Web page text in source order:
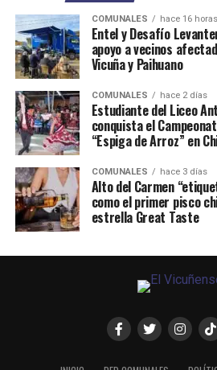
COMUNALES hace 16 horas
Entel y Desafío
apoyo a vecinos
Vicuña y Paihuano
COMUNALES hace 2 días
Estudiante del Liceo
conquista el
“Espiga de Arroz” en
COMUNALES hace 3 días
Alto del Carmen
como el primer pisco
estrella Great Taste